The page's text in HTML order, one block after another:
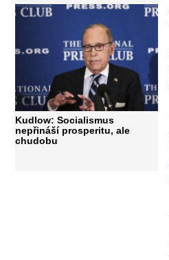
Kudlow: Socialismus
nepřináší prosperitu, ale
chudobu